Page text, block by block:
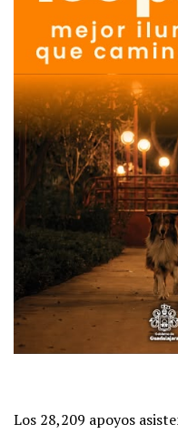
Los 28,209 apoyos